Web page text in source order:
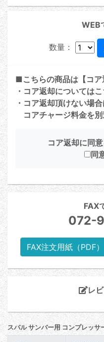
WEB
数量：
■こちらの商品は【コア
・コア返却については
・コア返却頂けない場合
コアチャージ料金を別
コア返却に同
同
FAX
072-
FAX注文用紙（PDF）
レ
スバル サンバー用 コンプレッサ